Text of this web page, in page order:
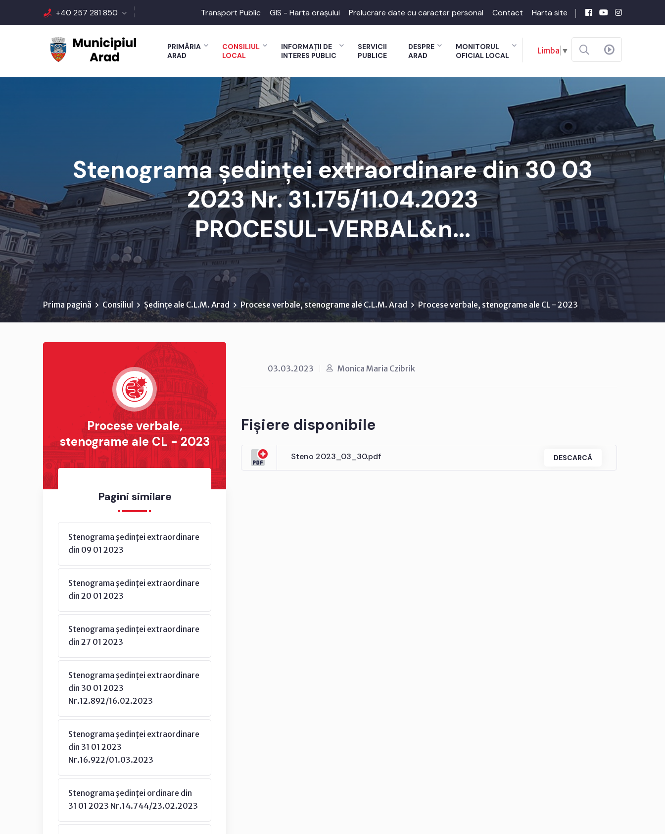
+40 257 281 850 Transport Public GIS - Harta orașului Prelucrare date cu caracter personal Contact Harta site
PRIMĂRIA
ARAD
CONSILIUL
LOCAL
INFORMAȚII DE
INTERES PUBLIC
SERVICII
PUBLICE
DESPRE
ARAD
MONITORUL
OFICIAL LOCAL
Limba ▼
Stenograma ședinței extraordinare din 30 03
2023 Nr. 31.175/11.04.2023
PROCESUL-VERBAL&n...
Prima pagină Consiliul Ședințe ale C.L.M. Arad Procese verbale, stenograme ale C.L.M. Arad Procese verbale, stenograme ale CL - 2023
Procese verbale,
stenograme ale CL - 2023
Pagini similare
Stenograma ședinței extraordinare
din 09 01 2023
Stenograma ședinței extraordinare
din 20 01 2023
Stenograma ședinței extraordinare
din 27 01 2023
Stenograma ședinței extraordinare
din 30 01 2023
Nr.12.892/16.02.2023
Stenograma ședinței extraordinare
din 31 01 2023
Nr.16.922/01.03.2023
Stenograma ședinței ordinare din
31 01 2023 Nr.14.744/23.02.2023
03.03.2023 Monica Maria Czibrik
Fișiere disponibile
Steno 2023_03_30.pdf DESCARCĂ